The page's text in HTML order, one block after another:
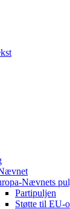
Nævnets
Partipuljen
Støtte til EU-